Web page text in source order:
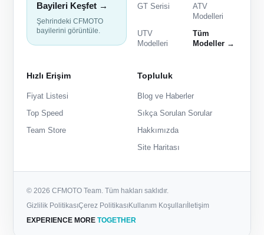
Bayileri Keşfet →
Şehrindeki CFMOTO
bayilerini görüntüle.
GT Serisi
ATV
Modelleri
UTV
Modelleri
Tüm
Modeller →
Hızlı Erişim
Fiyat Listesi
Top Speed
Team Store
Topluluk
Blog ve Haberler
Sıkça Sorulan Sorular
Hakkımızda
Site Haritası
© 2026 CFMOTO Team. Tüm hakları saklıdır.
Gizlilik PolitikasıÇerez PolitikasıKullanım Koşulları İletişim
EXPERIENCE MORE TOGETHER